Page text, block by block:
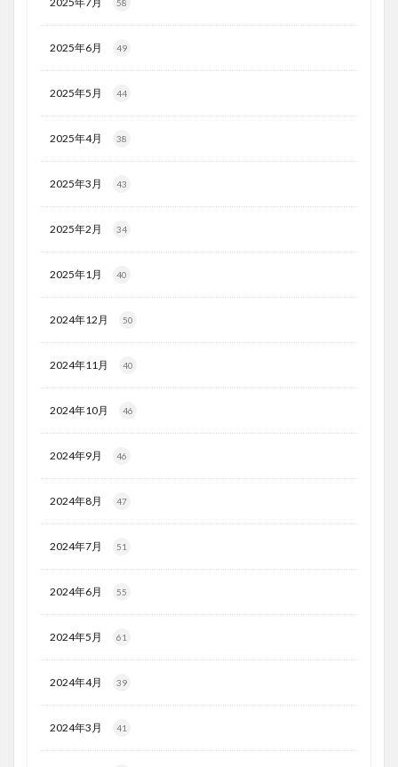
58
2025年6月 49
2025年5月 44
2025年4月 38
2025年3月 43
2025年2月 34
2025年1月 40
2024年12月 50
2024年11月 40
2024年10月 46
2024年9月 46
2024年8月 47
2024年7月 51
2024年6月 55
2024年5月 61
2024年4月 39
2024年3月 41